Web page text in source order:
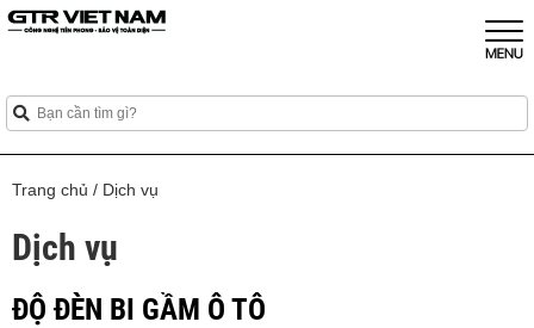
Trang chủ / Dịch vụ
Dịch vụ
ĐỘ ĐÈN BI GẦM Ô TÔ